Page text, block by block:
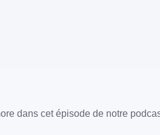
dans cet épisode de notre